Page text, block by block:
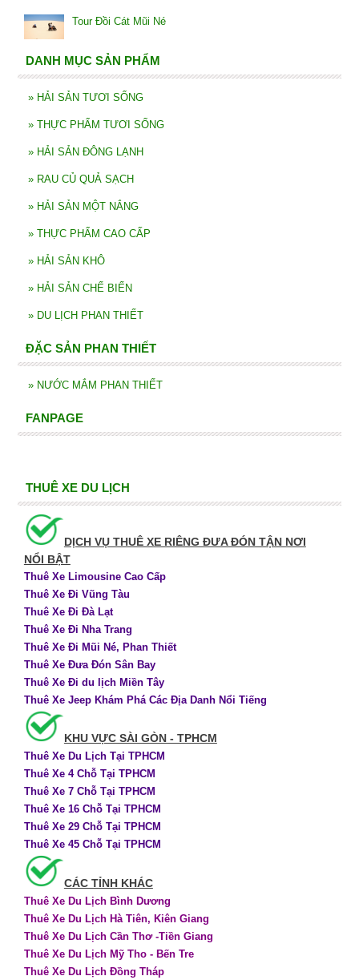
Tour Đồi Cát Mũi Né
DANH MỤC SẢN PHẨM
» HẢI SẢN TƯƠI SỐNG
» THỰC PHẨM TƯƠI SỐNG
» HẢI SẢN ĐÔNG LẠNH
» RAU CỦ QUẢ SẠCH
» HẢI SẢN MỘT NẮNG
» THỰC PHẨM CAO CẤP
» HẢI SẢN KHÔ
» HẢI SẢN CHẾ BIẾN
» DU LỊCH PHAN THIẾT
ĐẶC SẢN PHAN THIẾT
» NƯỚC MẮM PHAN THIẾT
FANPAGE
THUÊ XE DU LỊCH
DỊCH VỤ THUÊ XE RIÊNG ĐƯA ĐÓN TẬN NƠI
NỔI BẬT
Thuê Xe Limousine Cao Cấp
Thuê Xe Đi Vũng Tàu
Thuê Xe Đi Đà Lạt
Thuê Xe Đi Nha Trang
Thuê Xe Đi Mũi Né, Phan Thiết
Thuê Xe Đưa Đón Sân Bay
Thuê Xe Đi du lịch Miền Tây
Thuê Xe Jeep Khám Phá Các Địa Danh Nổi Tiếng
KHU VỰC SÀI GÒN - TPHCM
Thuê Xe Du Lịch Tại TPHCM
Thuê Xe 4 Chỗ Tại TPHCM
Thuê Xe 7 Chỗ Tại TPHCM
Thuê Xe 16 Chỗ Tại TPHCM
Thuê Xe 29 Chỗ Tại TPHCM
Thuê Xe 45 Chỗ Tại TPHCM
CÁC TỈNH KHÁC
Thuê Xe Du Lịch Bình Dương
Thuê Xe Du Lịch Hà Tiên, Kiên Giang
Thuê Xe Du Lịch Cần Thơ -Tiền Giang
Thuê Xe Du Lịch Mỹ Tho - Bến Tre
Thuê Xe Du Lịch Đồng Tháp